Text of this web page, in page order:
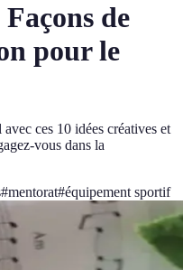
de
pour le
ces 10 idées créatives et
vous dans la
#mentorat#équipement sportif